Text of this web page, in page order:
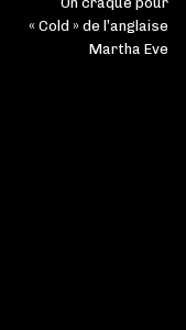
« Cold » de l’anglaise
Martha Eve